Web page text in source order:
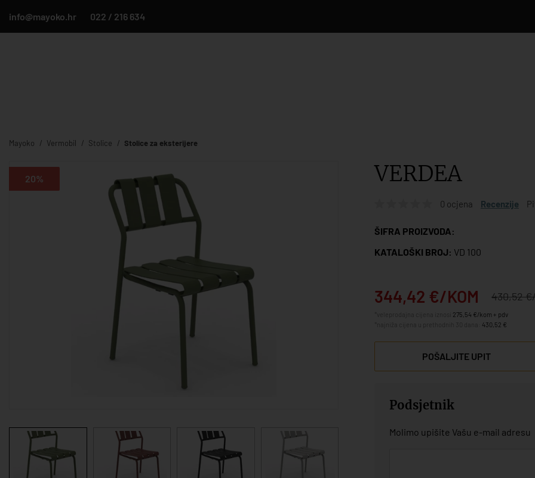
info@mayoko.hr 022 / 216 634
Mayoko Vermobil Stolice Stolice za eksterijere
20% VERDEA
0 ocjena Recenzije
ŠIFRA PROIZVODA:
KATALOŠKI BROJ: VD 100
344,42 €/KOM 430,52
275,54 €/kom + pdv
430,52 €
POŠALJITE UPIT
Podsjetnik
Molimo upišite Vašu e-mail adresu